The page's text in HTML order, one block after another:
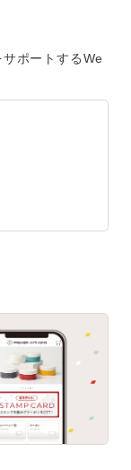
ポートするWe
ポートするWe